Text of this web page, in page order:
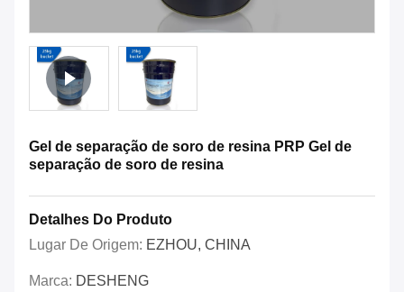
Gel de separação de soro de resina PRP Gel de
separação de soro de resina
Detalhes Do Produto
Lugar De Origem: EZHOU, CHINA
Marca: DESHENG